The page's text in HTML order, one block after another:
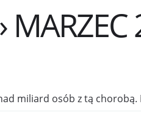
miliard osób z tą chorobą.